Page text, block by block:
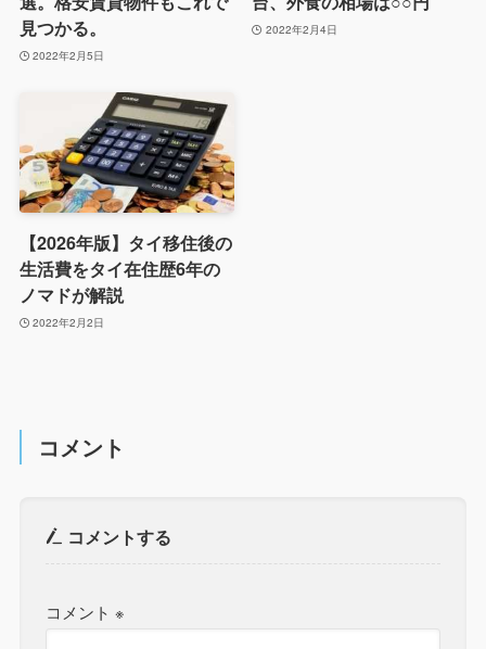
見つかる。
2022年2月5日
2022年2月4日
【2026年版】タイ移住後の
生活費をタイ在住歴6年の
ノマドが解説
2022年2月2日
コメント
コメントする
コメント※